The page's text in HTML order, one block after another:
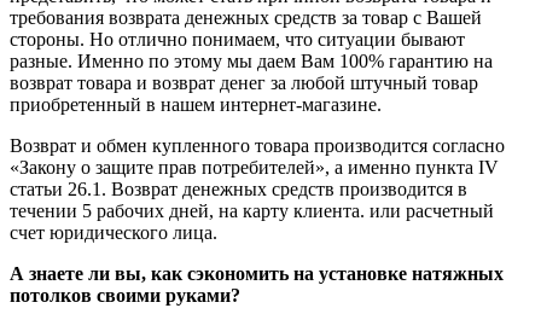
требования возврата денежных средств за товар с Вашей
стороны. Но отлично понимаем, что ситуации бывают
разные. Именно по этому мы даем Вам 100% гарантию на
возврат товара и возврат денег за любой штучный товар
приобретенный в нашем интернет-магазине.
Возврат и обмен купленного товара производится согласно
«Закону о защите прав потребителей», а именно пункта IV
статьи 26.1. Возврат денежных средств производится в
течении 5 рабочих дней, на карту клиента. или расчетный
счет юридического лица.
А знаете ли вы, как сэкономить на установке натяжных
потолков своими руками?